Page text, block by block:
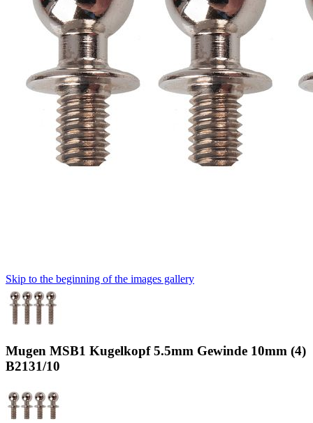
Skip to the beginning of the images gallery
Mugen MSB1 Kugelkopf 5.5mm Gewinde 10mm (4)
B2131/10